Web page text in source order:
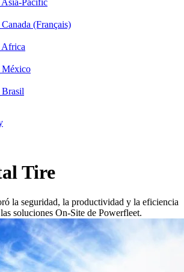
Canada (Français)
Africa
México
Brasil
Tire
la seguridad, la productividad y la eficiencia
soluciones On-Site de Powerfleet.